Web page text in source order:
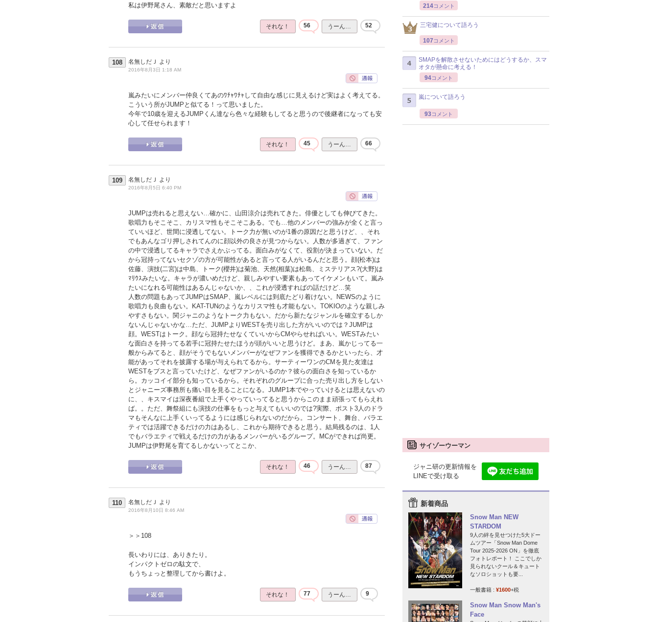
私は伊野尾さん、素敵だと思いますよ
それな！ 56 うーん… 52
108 名無しだＪ より
2016年8月3日 1:18 AM
嵐みたいにメンバー仲良くてあのﾜﾁｬﾜﾁｬして自由な感じに見えるけど実はよく考えてる。
こういう所がJUMPと似てる！って思いました。
今年で10歳を迎えるJUMPくん達なら色々な経験もしてると思うので後継者になっても安
心して任せられます！
それな！ 45 うーん… 66
109 名無しだＪ より
2016年8月5日 6:40 PM
JUMPは売れると思えない…確かに、山田涼介は売れてきた。俳優としても伸びてきた。
歌唱力もそこそこ、カリスマ性もそこそこある。でも…他のメンバーの強みが全くと言っ
ていいほど、世間に浸透してない。トーク力が無いのが1番の原因だと思うけど、、それ
でもあんなゴリ押しされてんのに顔以外の良さが見つからない。人数が多過ぎて、ファン
の中で浸透してるキャラでさえかぶってる。面白みがなくて、役割が決まっていない。だ
から冠持ってないセクゾの方が可能性があると言ってる人がいるんだと思う。顔(松本)は
佐藤、演技(二宮)は中島、トーク(櫻井)は菊池、天然(相葉)は松島、ミステリアス?(大野)は
ﾏﾘｳｽみたいな。キャラが濃いめだけど、親しみやすい要素もあってイケメンもいて。嵐み
たいになれる可能性はあるんじゃないか、、これが浸透すればの話だけど…笑
人数の問題もあってJUMPはSMAP、嵐レベルには到底たどり着けない。NEWSのように
歌唱力も良曲もない。KAT-TUNのようなカリスマ性も才能もない。TOKIOのような親しみ
やすさもない。関ジャニのようなトーク力もない。だから新たなジャンルを確立するしか
ないんじゃないかな…ただ、JUMPよりWESTを売り出した方がいいのでは？JUMPは
顔。WESTはトーク。顔なら冠持たせなくていいからCMやらせればいい。WESTみたい
な面白さを持ってる若手に冠持たせたほうが頭がいいと思うけど。まあ、嵐かじってる一
般からみてると、顔がそうでもないメンバーがなぜファンを獲得できるかといったら、才
能があってそれを披露する場が与えられてるから。サーティーワンのCMを見た友達は
WESTをブスと言っていたけど、なぜファンがいるのか？彼らの面白さを知っているか
ら。カッコイイ部分も知っているから。それぞれのグループに合った売り出し方をしない
とジャニーズ事務所も痛い目を見ることになる。JUMP1本でやっていけるとは思えないの
に、、キスマイは深夜番組で上手くやっていってると思うからこのまま頑張ってもらえれ
ば。。ただ、舞祭組にも演技の仕事をもっと与えてもいいのでは?実際、ポスト3人のドラ
マもそんなに上手くいってるようには感じられないのだから。コンサート、舞台、バラエ
ティでは活躍できるだけの力はあるし、これから期待できると思う。結局残るのは、1人
でもバラエティで戦えるだけの力があるメンバーがいるグループ。MCができれば尚更。
JUMPは伊野尾を育てるしかないってとこか、
それな！ 46 うーん… 87
110 名無しだＪ より
2016年8月10日 8:46 AM
＞＞108
長いわりには、ありきたり。
インパクトゼロの駄文で、
もうちょっと整理してから書けよ。
それな！ 77 うーん… 9
214コメント
三宅健について語ろう
107 コメント
SMAPを解散させないためにはどうするか、スマ
オタが懸命に考える！
94コメント
嵐について語ろう
93コメント
サイゾーウーマン
ジャニ研の更新情報を
LINEで受け取る
新着商品
Snow Man NEW
STARDOM
9人の絆を見せつけた5大ドー
ムツアー「Snow Man Dome
Tour 2025-2026 ON」を徹底
フォトレポート！ ここでしか
見られないクール＆キュート
なソロショットも要...
一般書籍 : ¥1600+税
Snow Man Snow Man's
Face